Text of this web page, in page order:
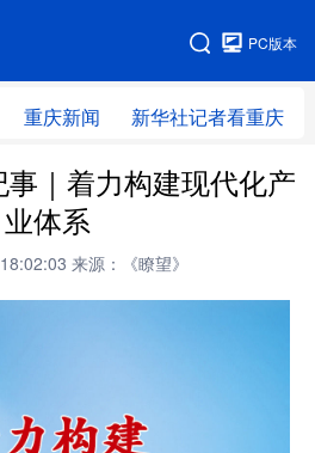
PC版本
重庆新闻 新华社记者看重庆
网站地图
事｜着力构建现代化产
业体系
来源：《瞭望》